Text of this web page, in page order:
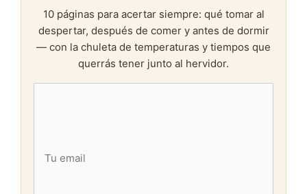
10 páginas para acertar siempre: qué tomar al
despertar, después de comer y antes de dormir
— con la chuleta de temperaturas y tiempos que
querrás tener junto al hervidor.